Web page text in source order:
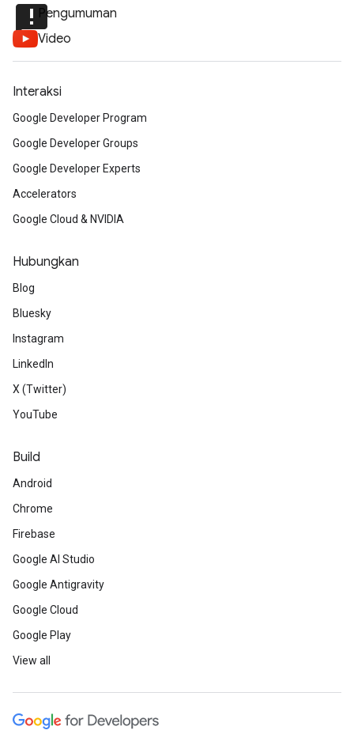
announcementPengumuman
Video
Interaksi
Google Developer Program
Google Developer Groups
Google Developer Experts
Accelerators
Google Cloud & NVIDIA
Hubungkan
Blog
Bluesky
Instagram
LinkedIn
X (Twitter)
YouTube
Build
Android
Chrome
Firebase
Google AI Studio
Google Antigravity
Google Cloud
Google Play
View all